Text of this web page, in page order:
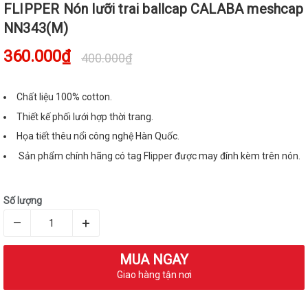
FLIPPER Nón lưỡi trai ballcap CALABA meshcap
NN343(M)
360.000₫ 400.000₫
Chất liệu 100% cotton.
Thiết kế phối lưới hợp thời trang.
Họa tiết thêu nổi công nghệ Hàn Quốc.
Sản phẩm chính hãng có tag Flipper được may đính kèm trên nón.
Số lượng
– +
MUA NGAY
Giao hàng tận nơi